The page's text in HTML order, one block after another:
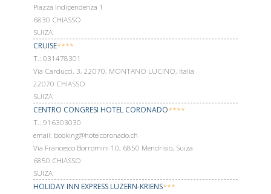
Piazza Indipendenza 1
6830 CHIASSO
SUIZA
CRUISE****
Т.: 031478301
Via Carducci, 3, 22070, MONTANO LUCINO, Italia
22070 CHIASSO
SUIZA
CENTRO CONGRESI HOTEL CORONADO****
Т.: 916303030
email: booking@hotelcoronado.ch
Via Francesco Borromini 10, 6850 Mendrisio, Suiza
6850 CHIASSO
SUIZA
HOLIDAY INN EXPRESS LUZERN-KRIENS***